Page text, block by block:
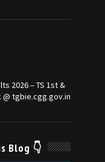
2026 – TS 1st &
@ tgbie.cgg.gov.in
Blog 👇